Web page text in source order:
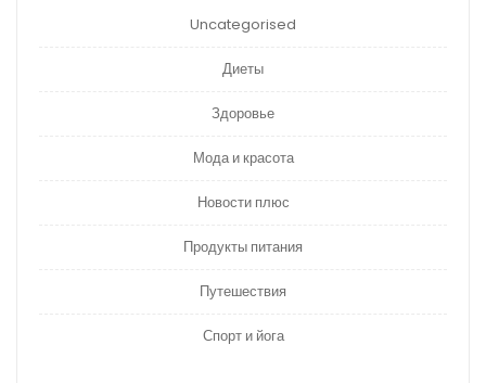
Uncategorised
Диеты
Здоровье
Мода и красота
Новости плюс
Продукты питания
Путешествия
Спорт и йога